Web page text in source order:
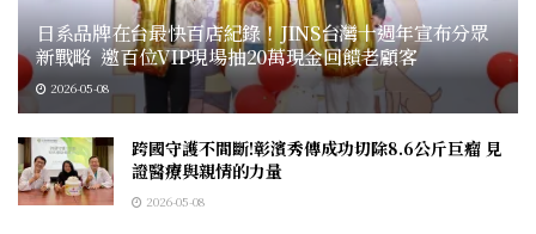
日系品牌在台最快百店紀錄！JINS台灣十週年宣布分眾
新戰略 邀百位VIP現場抽20萬現金回饋老顧客
2026-05-08
跨國守護不間斷!彰濱秀傳成功切除8.6公斤巨瘤 見
證醫療與親情的力量
2026-05-08